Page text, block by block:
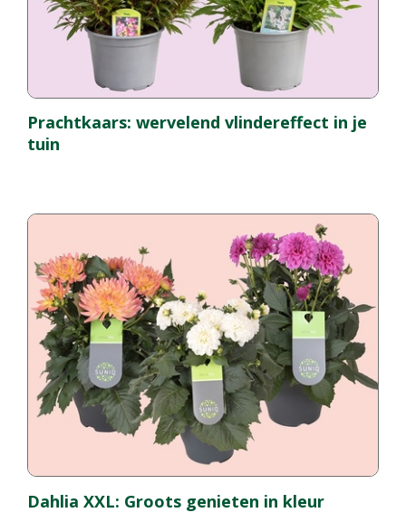
Prachtkaars: wervelend vlindereffect in je
tuin
Dahlia XXL: Groots genieten in kleur